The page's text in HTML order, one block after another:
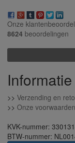
Onze
8624 beoordelingen
Informatie
>> Verzending en
>> Onze voorwaarden
KVK-nummer:
BTW-nummer: